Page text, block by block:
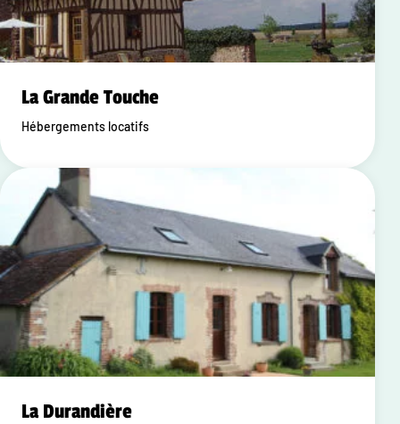
La Grande Touche
Hébergements locatifs
La Durandière